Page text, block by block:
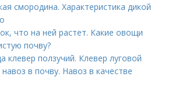
смородина. Характеристика дикой
что на ней растет. Какие овощи
почву?
клевер ползучий. Клевер луговой
в почву. Навоз в качестве